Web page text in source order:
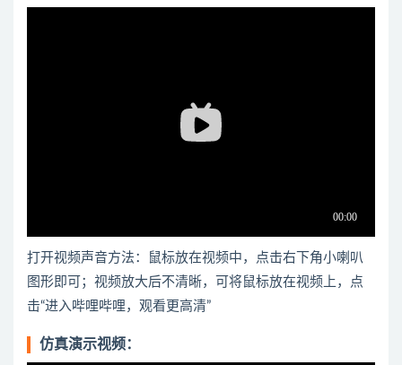
打开视频声音方法：鼠标放在视频中，点击右下角小喇叭
图形即可；视频放大后不清晰，可将鼠标放在视频上，点
击“进入哔哩哔哩，观看更高清”
仿真演示视频：